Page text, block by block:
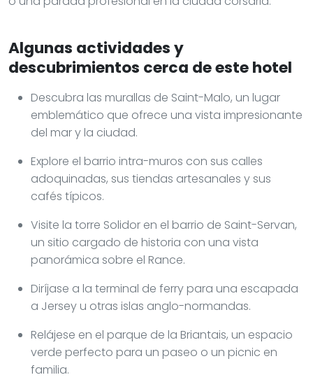
Algunas actividades y
descubrimientos cerca de este hotel
Descubra las murallas de Saint-Malo, un lugar
emblemático que ofrece una vista impresionante
del mar y la ciudad.
Explore el barrio intra-muros con sus calles
adoquinadas, sus tiendas artesanales y sus
cafés típicos.
Visite la torre Solidor en el barrio de Saint-Servan,
un sitio cargado de historia con una vista
panorámica sobre el Rance.
Diríjase a la terminal de ferry para una escapada
a Jersey u otras islas anglo-normandas.
Relájese en el parque de la Briantais, un espacio
verde perfecto para un paseo o un picnic en
familia.